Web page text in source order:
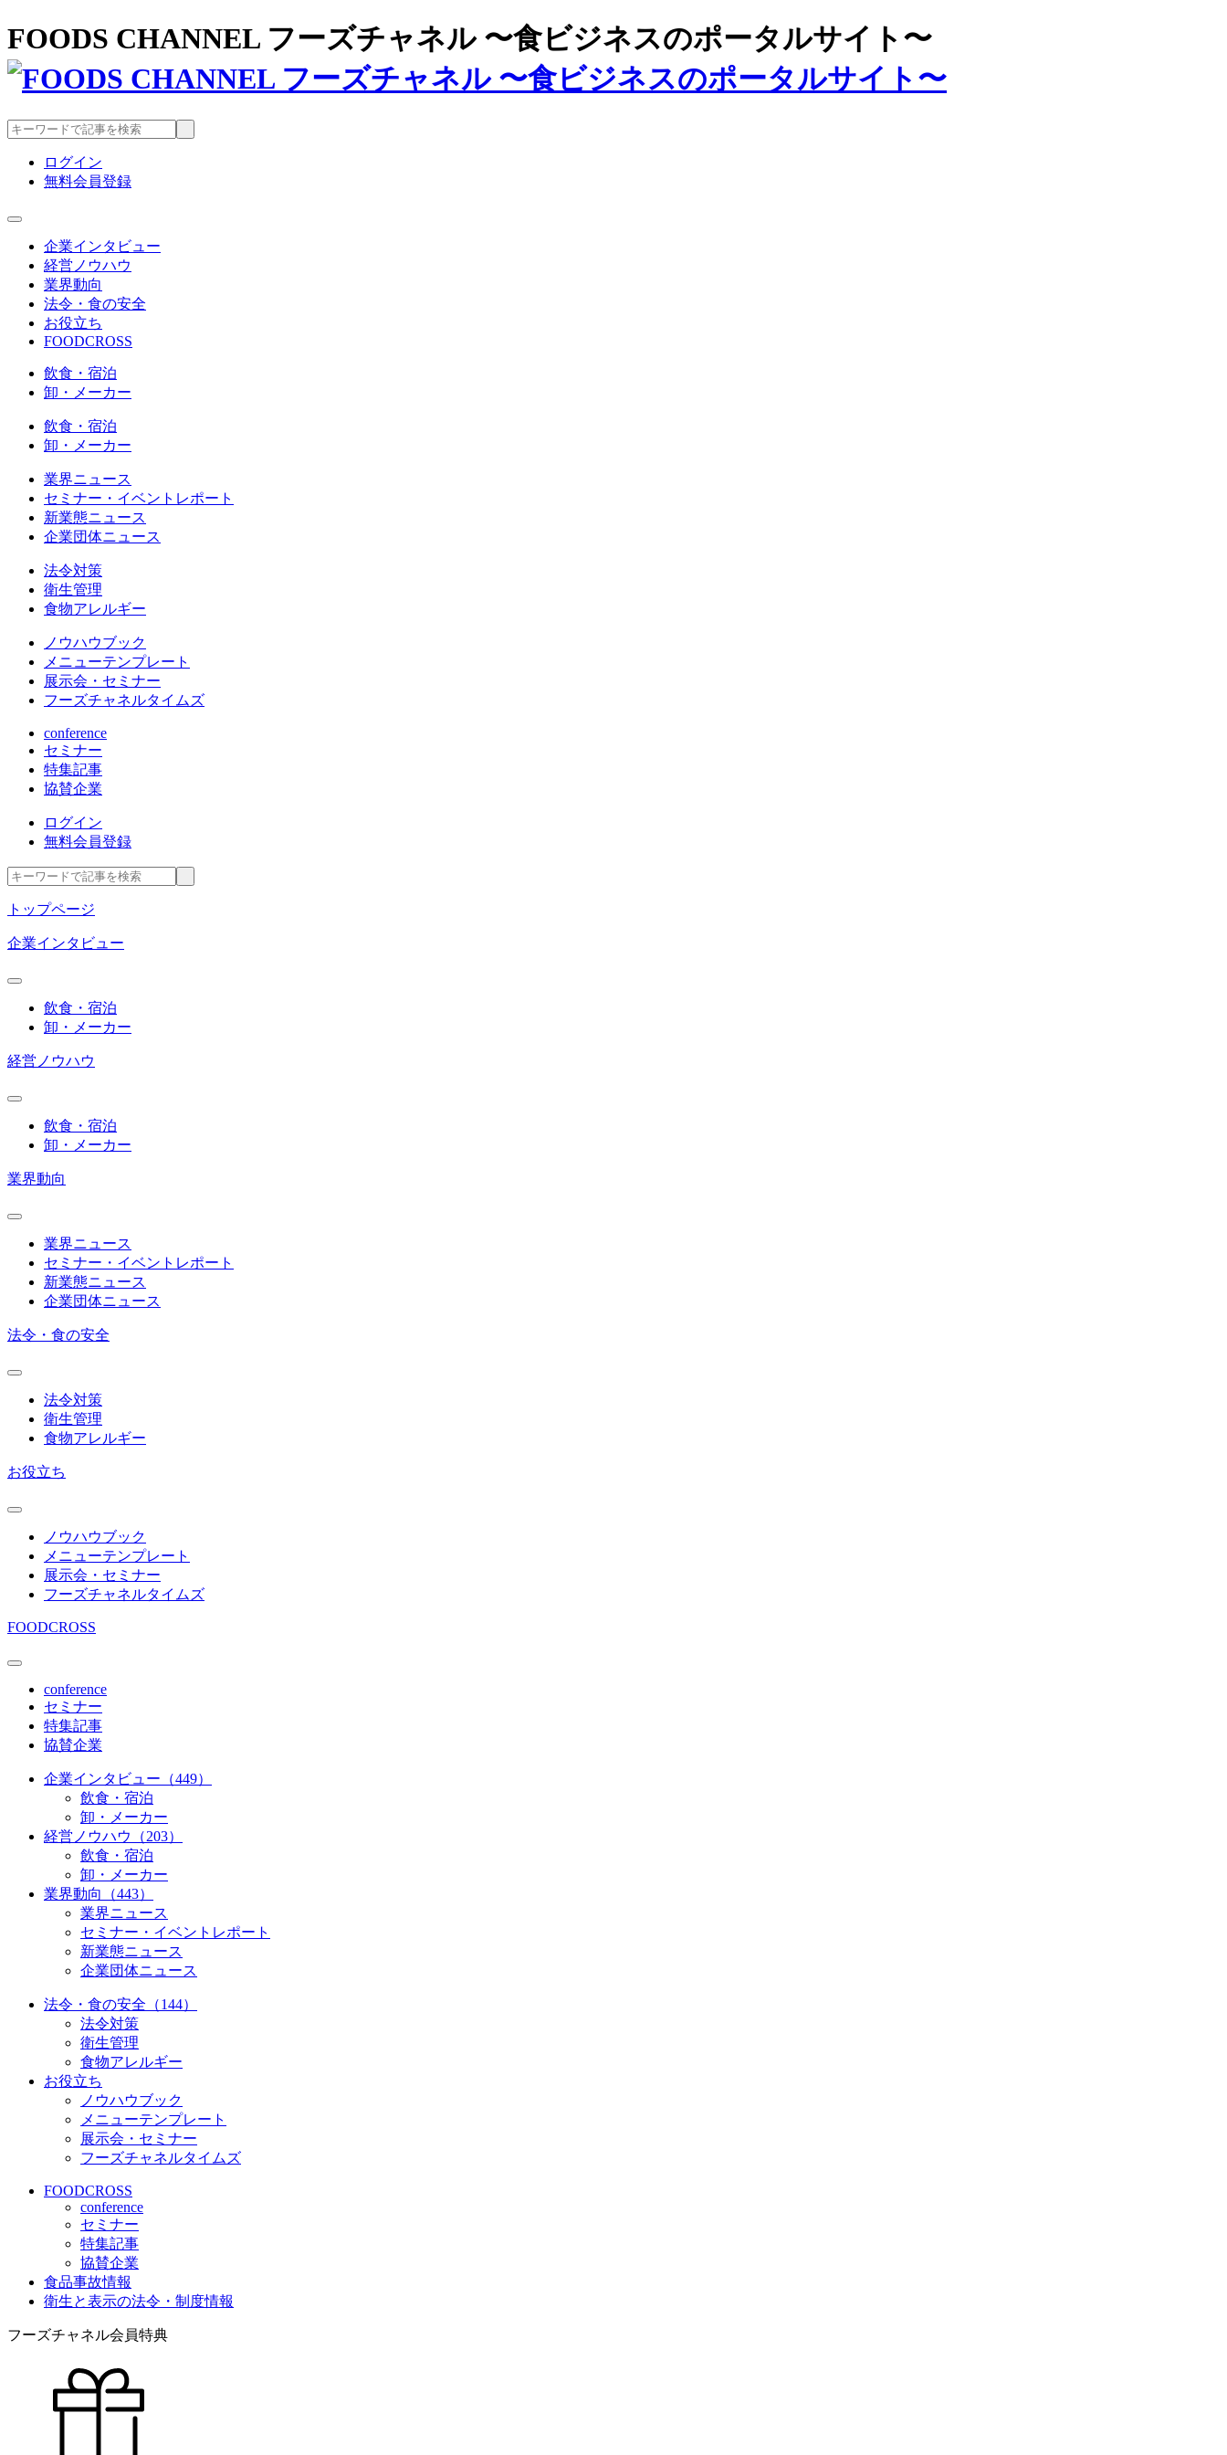
FOODS CHANNEL フーズチャネル 〜食ビジネスのポータルサイト〜
ログイン
無料会員登録
企業インタビュー
経営ノウハウ
業界動向
法令・食の安全
お役立ち
FOODCROSS
飲食・宿泊
卸・メーカー
飲食・宿泊
卸・メーカー
業界ニュース
セミナー・イベントレポート
新業態ニュース
企業団体ニュース
法令対策
衛生管理
食物アレルギー
ノウハウブック
メニューテンプレート
展示会・セミナー
フーズチャネルタイムズ
conference
セミナー
特集記事
協賛企業
ログイン
無料会員登録
トップページ
企業インタビュー
飲食・宿泊
卸・メーカー
経営ノウハウ
飲食・宿泊
卸・メーカー
業界動向
業界ニュース
セミナー・イベントレポート
新業態ニュース
企業団体ニュース
法令・食の安全
法令対策
衛生管理
食物アレルギー
お役立ち
ノウハウブック
メニューテンプレート
展示会・セミナー
フーズチャネルタイムズ
FOODCROSS
conference
セミナー
特集記事
協賛企業
企業インタビュー（449）
飲食・宿泊
卸・メーカー
経営ノウハウ（203）
飲食・宿泊
卸・メーカー
業界動向（443）
業界ニュース
セミナー・イベントレポート
新業態ニュース
企業団体ニュース
法令・食の安全（144）
法令対策
衛生管理
食物アレルギー
お役立ち
ノウハウブック
メニューテンプレート
展示会・セミナー
フーズチャネルタイムズ
FOODCROSS
conference
セミナー
特集記事
協賛企業
食品事故情報
衛生と表示の法令・制度情報
フーズチャネル会員特典